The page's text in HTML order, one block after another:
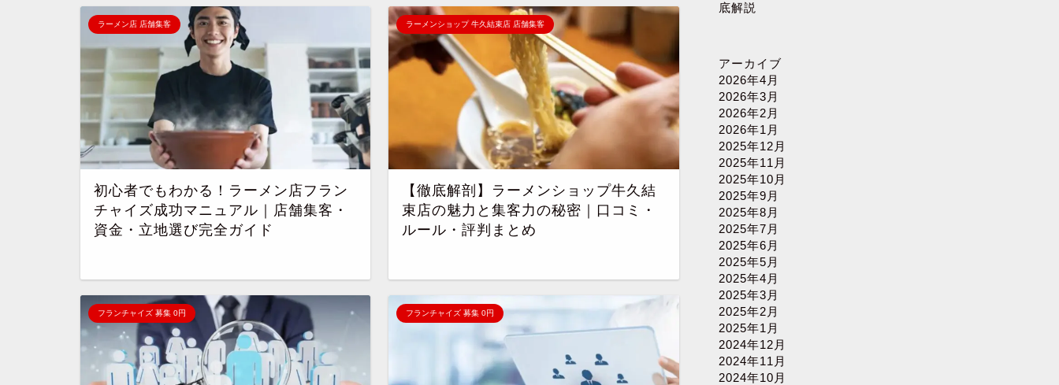
ラーメン店 店舗集客
初心者でもわかる！ラーメン店フラン
チャイズ成功マニュアル｜店舗集客・
資金・立地選び完全ガイド
ラーメンショップ 牛久結束店 店舗集客
【徹底解剖】ラーメンショップ牛久結
束店の魅力と集客力の秘密｜口コミ・
ルール・評判まとめ
フランチャイズ 募集 0円 フランチャイズ 募集 0円
底解説
アーカイブ
2026年4月
2026年3月
2026年2月
2026年1月
2025年12月
2025年11月
2025年10月
2025年9月
2025年8月
2025年7月
2025年6月
2025年5月
2025年4月
2025年3月
2025年2月
2025年1月
2024年12月
2024年11月
2024年10月